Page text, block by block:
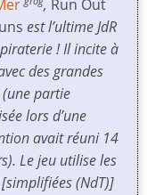
, Run Out
est l’ultime JdR
! Il incite à
des grandes
partie
lors d’une
avait réuni 14
Le jeu utilise les
(NdT)]